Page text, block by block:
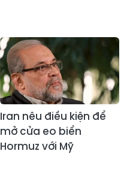
Iran nêu điều kiện để
mở cửa eo biển
Hormuz với Mỹ